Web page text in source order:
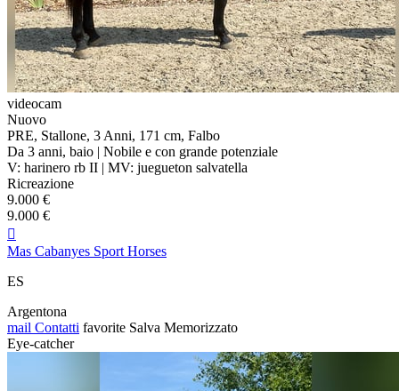
videocam
Nuovo
PRE, Stallone, 3 Anni, 171 cm, Falbo
Da 3 anni, baio | Nobile e con grande potenziale
V: harinero rb II | MV: juegueton salvatella
Ricreazione
9.000 €
9.000 €

Mas Cabanyes Sport Horses
ES
Argentona
mail Contatti favorite Salva Memorizzato
Eye-catcher